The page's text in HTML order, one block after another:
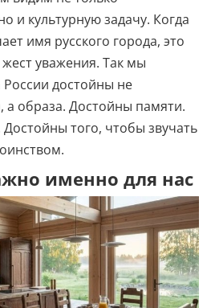
и культурную задачу. Когда
имя русского города, это
уважения. Так мы
достойны не
а образа. Достойны памяти.
того, чтобы звучать
именно для нас